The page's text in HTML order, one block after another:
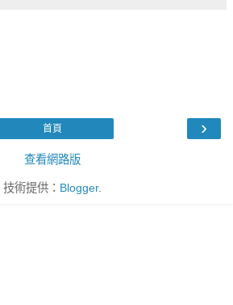
›
首頁
查看網路版
技術提供： Blogger.